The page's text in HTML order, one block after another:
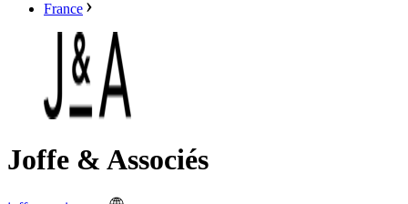
France
Joffe & Associés